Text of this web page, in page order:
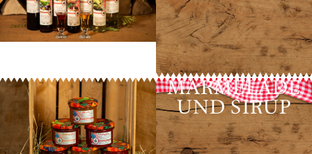
MARMELADE
UND SIRUP